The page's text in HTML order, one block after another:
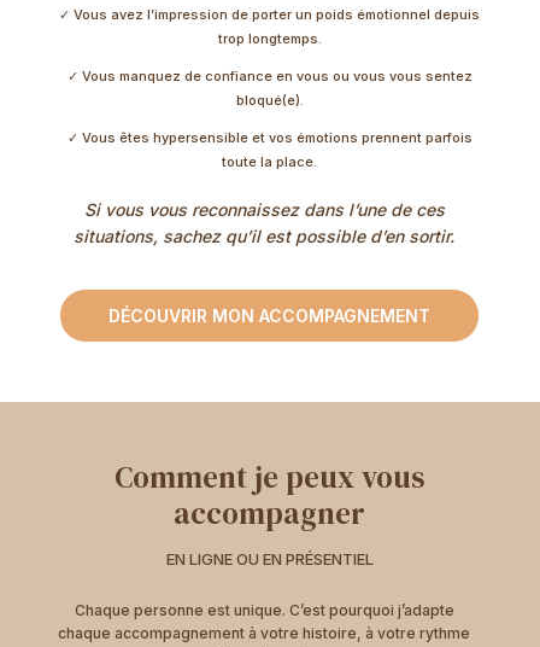
✓ Vous avez l’impression de porter un poids émotionnel depuis
trop longtemps.
✓ Vous manquez de confiance en vous ou vous vous sentez
bloqué(e).
✓ Vous êtes hypersensible et vos émotions prennent parfois
toute la place.
Si vous vous reconnaissez dans l’une de ces
situations, sachez qu’il est possible d’en sortir.
DÉCOUVRIR MON ACCOMPAGNEMENT
Comment je peux vous
accompagner
EN LIGNE OU EN PRÉSENTIEL
Chaque personne est unique. C’est pourquoi j’adapte
chaque accompagnement à votre histoire, à votre rythme